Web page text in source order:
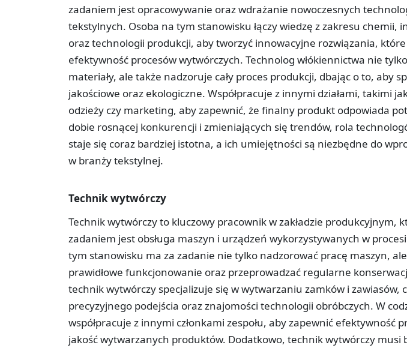
zadaniem jest opracowywanie oraz wdrażanie nowoczesnych
tekstylnych. Osoba na tym stanowisku łączy wiedzę z zakresu chemii,
oraz technologii produkcji, aby tworzyć innowacyjne rozwiązania,
efektywność procesów wytwórczych. Technolog włókiennictwa nie
materiały, ale także nadzoruje cały proces produkcji, dbając o to, aby
jakościowe oraz ekologiczne. Współpracuje z innymi działami, takimi
odzieży czy marketing, aby zapewnić, że finalny produkt odpowiada
dobie rosnącej konkurencji i zmieniających się trendów, rola
staje się coraz bardziej istotna, a ich umiejętności są niezbędne do
w branży tekstylnej.
Technik wytwórczy
Technik wytwórczy to kluczowy pracownik w zakładzie produkcyjnym,
zadaniem jest obsługa maszyn i urządzeń wykorzystywanych w
tym stanowisku ma za zadanie nie tylko nadzorować pracę maszyn,
prawidłowe funkcjonowanie oraz przeprowadzać regularne
technik wytwórczy specjalizuje się w wytwarzaniu zamków i zawiasów,
precyzyjnego podejścia oraz znajomości technologii obróbczych. W
współpracuje z innymi członkami zespołu, aby zapewnić efektywność
jakość wytwarzanych produktów. Dodatkowo, technik wytwórczy musi